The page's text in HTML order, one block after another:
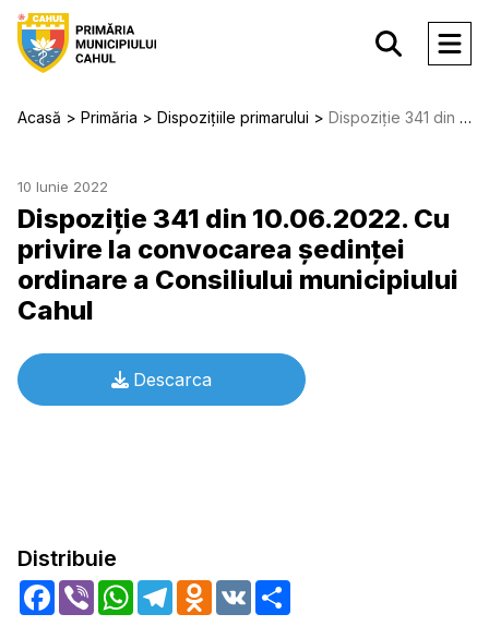
Acasă Primăria Dispozițiile primarului Dispoziție 341 din 10.06.2022. Cu privire la convocarea şedinţei ordinare a Consiliului municipiului Cahul
10 Iunie 2022
Dispoziție 341 din 10.06.2022. Cu
privire la convocarea şedinţei
ordinare a Consiliului municipiului
Cahul
Descarca
Distribuie
Facebook
Viber WhatsApp
TelegramOdnoklassniki
VK